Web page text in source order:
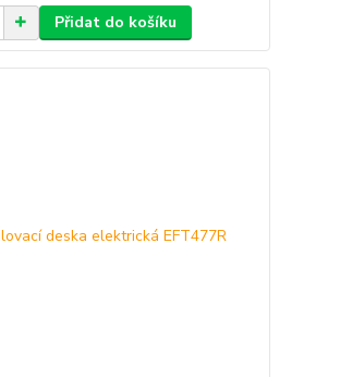
Přidat do košíku